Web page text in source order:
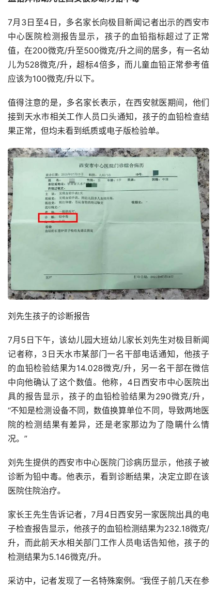
7月3日至4日，多名家长向极目新闻记者出示的西安市
中心医院检测报告显示，孩子的血铅指标超过了正常
值，在200微克/升至500微克/升之间的居多，有一名幼
儿为528微克/升，超标4倍多，而儿童血铅正常参考值
应该为100微克/升以下。
值得注意的是，多名家长表示，在西安就医期间，他们
接到天水市相关工作人员口头通知，孩子的血铅检查结
果正常，但均未看到纸质或电子版检验单。
刘先生孩子的诊断报告
7月5日下午，该幼儿园大班幼儿家长刘先生对极目新闻
记者称，3日天水市某部门一名干部电话通知，他孩子
的血铅检验结果为14.028微克/升，另一名干部在微信
中向他确认了这个数值。他称，4日西安市中心医院出
具的报告显示，孩子的血铅检验结果为290微克/升，
“不知是检测设备不同，数值换算单位不同，导致两地医
院的检测结果有差异，还是老家那边为了隐瞒什么情
况。”
刘先生提供的西安市中心医院门诊病历显示，他孩子被
诊断为铅中毒。他表示，看到诊断结果，决定立即在该
医院住院治疗。
家长王先生告诉记者，7月4日西安另一家医院出具的电
子检查报告显示，他孩子的血铅检测结果为232.18微克/
升，而此前天水相关部门工作人员电话告知他，孩子的
检测结果为5.146微克/升。
采访中，记者发现了一名特殊案例。“我侄子前几天在参